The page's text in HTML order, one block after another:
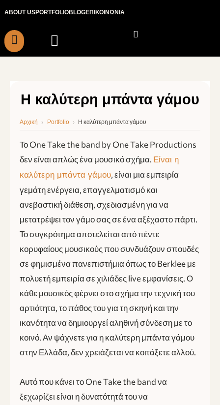
περιεχόμενο
ABOUT USPORTFOLIOBLOGΕΠΙΚΟΙΝΩΝΙΑ
Η καλύτερη μπάντα γάμου
Αρχική › Portfolio › Η καλύτερη μπάντα γάμου
Το One Take the band by One Take Productions
δεν είναι απλώς ένα μουσικό σχήμα. Είναι η
καλύτερη μπάντα γάμου, είναι μια εμπειρία
γεμάτη ενέργεια, επαγγελματισμό και
ανεβαστική διάθεση, σχεδιασμένη για να
μετατρέψει τον γάμο σας σε ένα αξέχαστο πάρτι.
Το συγκρότημα αποτελείται από πέντε
κορυφαίους μουσικούς που συνδυάζουν σπουδές
σε φημισμένα πανεπιστήμια όπως το Berklee με
πολυετή εμπειρία σε χιλιάδες live εμφανίσεις. Ο
κάθε μουσικός φέρνει στο σχήμα την τεχνική του
αρτιότητα, το πάθος του για τη σκηνή και την
ικανότητα να δημιουργεί αληθινή σύνδεση με το
κοινό. Αν ψάχνετε για η καλύτερη μπάντα γάμου
στην Ελλάδα, δεν χρειάζεται να κοιτάξετε αλλού.
Αυτό που κάνει το One Take the band να
ξεχωρίζει είναι η δυνατότητά του να